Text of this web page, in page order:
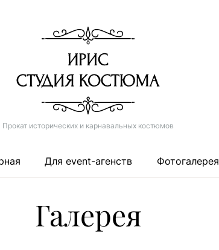
Прокат исторических и карнавальных костюмов
Для event-агенств Фотогалерея
Галерея